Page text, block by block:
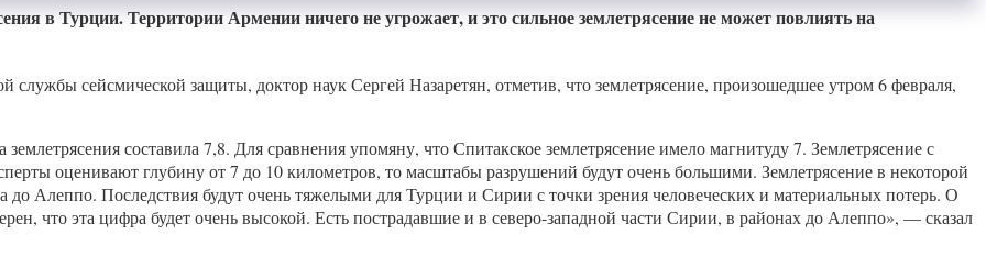
в Турции. Территории Армении ничего не угрожает, и это сильное землетрясение не может повлиять на
службы сейсмической защиты, доктор наук Сергей Назаретян, отметив, что землетрясение, произошедшее утром 6 февраля,
составила 7,8. Для сравнения упомяну, что Спитакское землетрясение имело магнитуду 7. Землетрясение с
оценивают глубину от 7 до 10 километров, то масштабы разрушений будут очень большими. Землетрясение в некоторой
Алеппо. Последствия будут очень тяжелыми для Турции и Сирии с точки зрения человеческих и материальных потерь. О
что эта цифра будет очень высокой. Есть пострадавшие и в северо-западной части Сирии, в районах до Алеппо», — сказал